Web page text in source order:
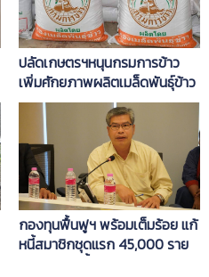
ปลัดเกษตรฯหนุนกรมการข้าว
เพิ่มศักยภาพผลิตเมล็ดพันธุ์ข้าว
แก้ปัญหาขาดแคลนในตลาด
กองทุนฟื้นฟูฯ พร้อมเต็มร้อย แก้
หนี้สมาชิกชุดแรก 45,000 ราย